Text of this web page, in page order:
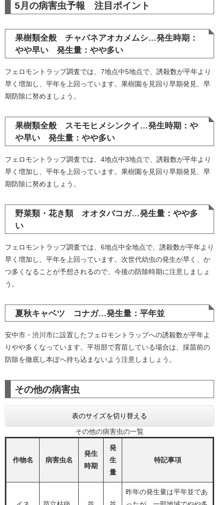
5月の病害虫予報 注目ポイント
果樹類全般 チャバネアオカメムシ…発生時期：
やや早い 発生量：やや多い
フェロモントラップ調査では、7地点中5地点で、誘殺数が平年より
早く増加し、平年を上回っています。果樹園を見回り早期発見、早
期防除に努めましょう。
果樹類全般 スモモヒメシンクイ…発生時期：や
や早い 発生量：やや多い
フェロモントラップ調査では、4地点中3地点で、誘殺数が平年より
早く増加し、平年を上回っています。果樹園を見回り早期発見、早
期防除に努めましょう。
野菜類・花き類 オオタバコガ…発生量：やや多
い
フェロモントラップ調査では、6地点中全地点で、誘殺数が平年より
早く増加し、平年を上回っています。次世代幼虫の発生が早く、か
つ多くなることが予想されるので、今後の防除時期に注意しましょ
う。
夏秋キャベツ コナガ…発生量：平年並
安中市・渋川市に設置したフェロモントラップへの誘殺数が平年よ
りやや多くなっています。平坦部で育苗している場合は、採苗前の
防除を徹底し本ぽへ持ち込まないよう注意しましょう。
その他の病害虫​
表のサイズを切り替える
その他の病害虫の一覧
作物名 病害虫名
発生
時期
発
生
量
特記事項
昨年の発生量は平年並であ